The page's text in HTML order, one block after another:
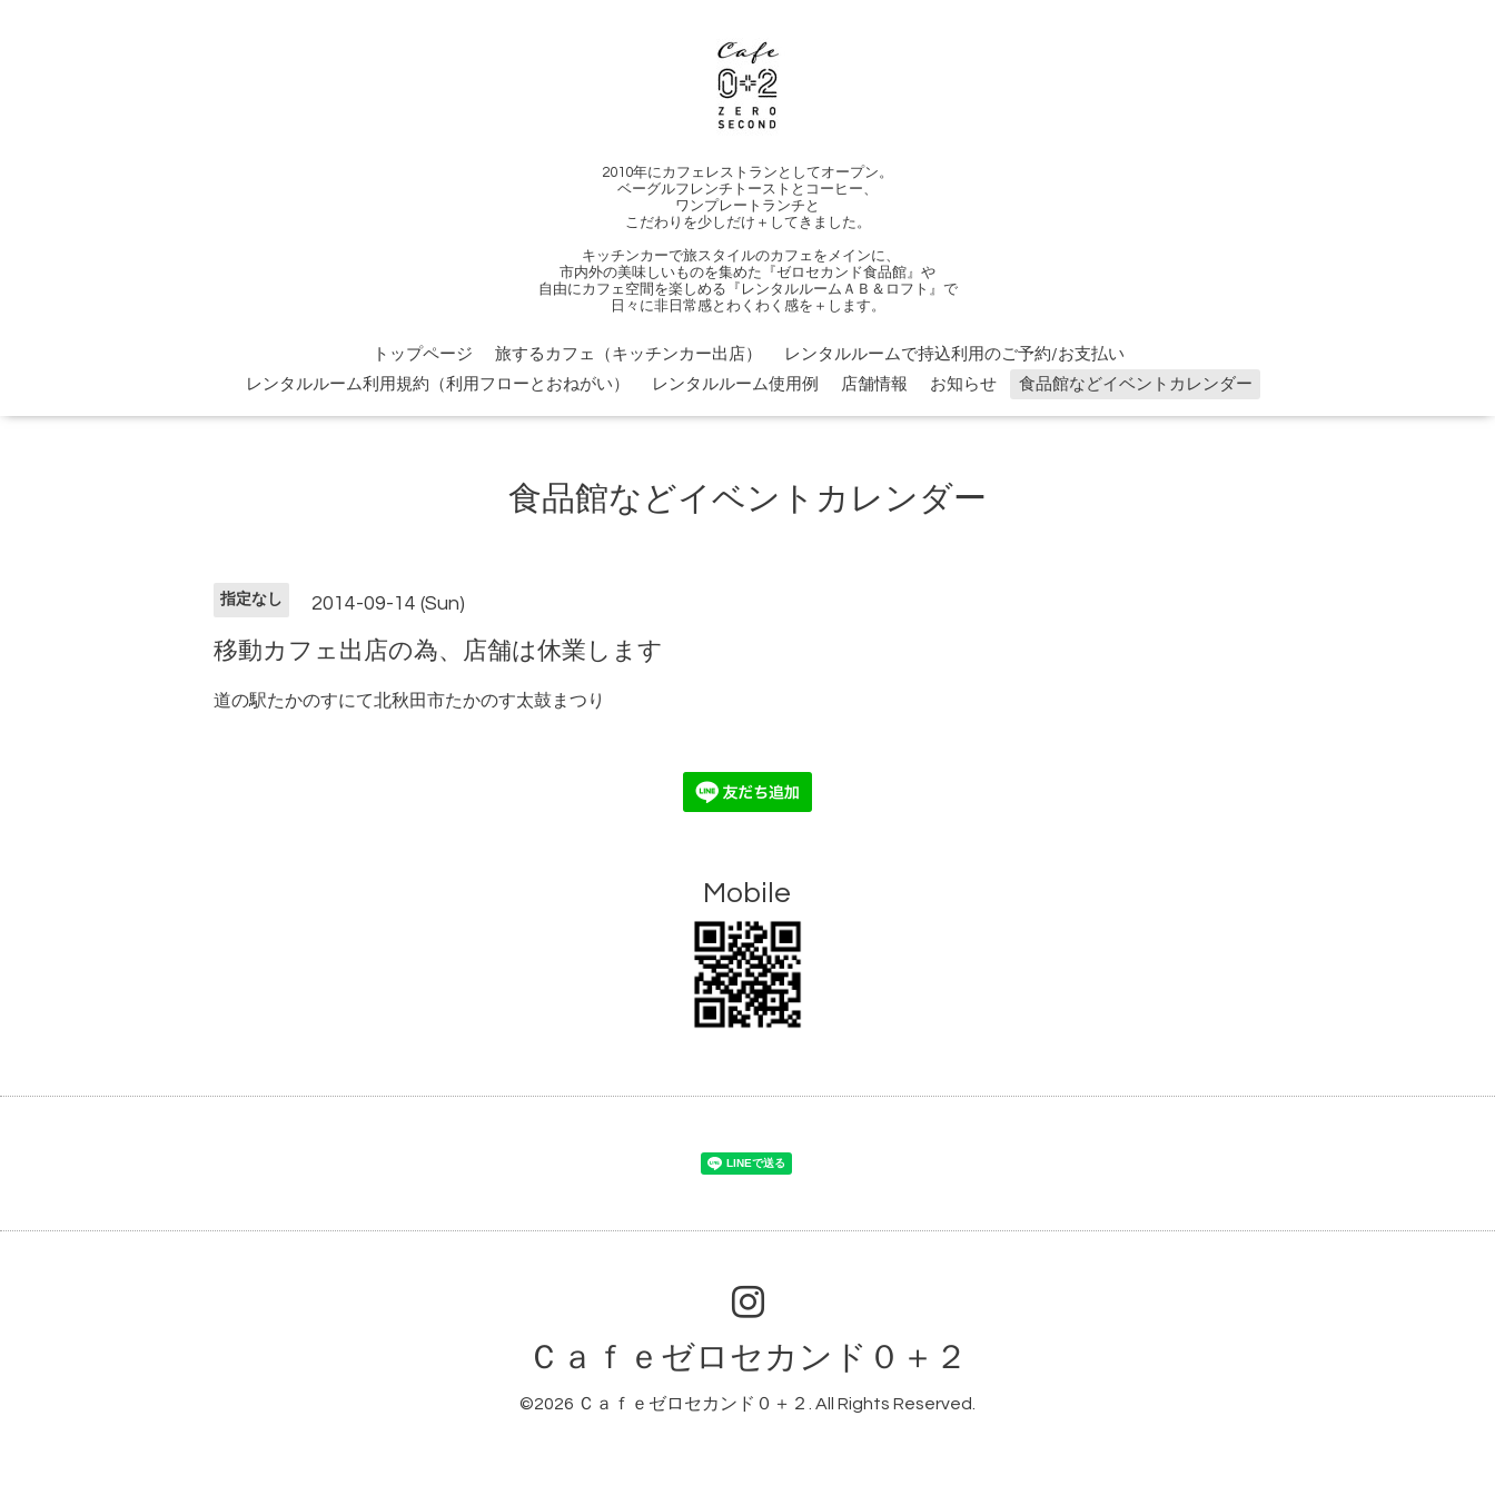
2010年にカフェレストランとしてオープン。
ベーグルフレンチトーストとコーヒー、
ワンプレートランチと
こだわりを少しだけ＋してきました。
キッチンカーで旅スタイルのカフェをメインに、
市内外の美味しいものを集めた『ゼロセカンド食品館』や
自由にカフェ空間を楽しめる『レンタルルームＡＢ＆ロフト』で
日々に非日常感とわくわく感を＋します。
トップページ 旅するカフェ（キッチンカー出店）
レンタルルームで持込利用のご予約/お支払い
レンタルルーム利用規約（利用フローとおねがい）
レンタルルーム使用例 店舗情報 お知らせ 食品館などイベントカレンダー
食品館などイベントカレンダー
指定なし 2014-09-14 (Sun)
移動カフェ出店の為、店舗は休業します
道の駅たかのすにて北秋田市たかのす太鼓まつり
Mobile
Ｃａｆｅゼロセカンド０＋２
©2026 Ｃａｆｅゼロセカンド０＋２ . All Rights Reserved.